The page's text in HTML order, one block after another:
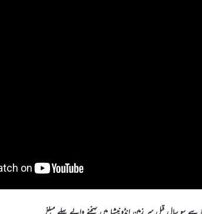
سو سال قبل سر زمین انڈونیشیا میں پہنچنے والے پہلے مبلغ